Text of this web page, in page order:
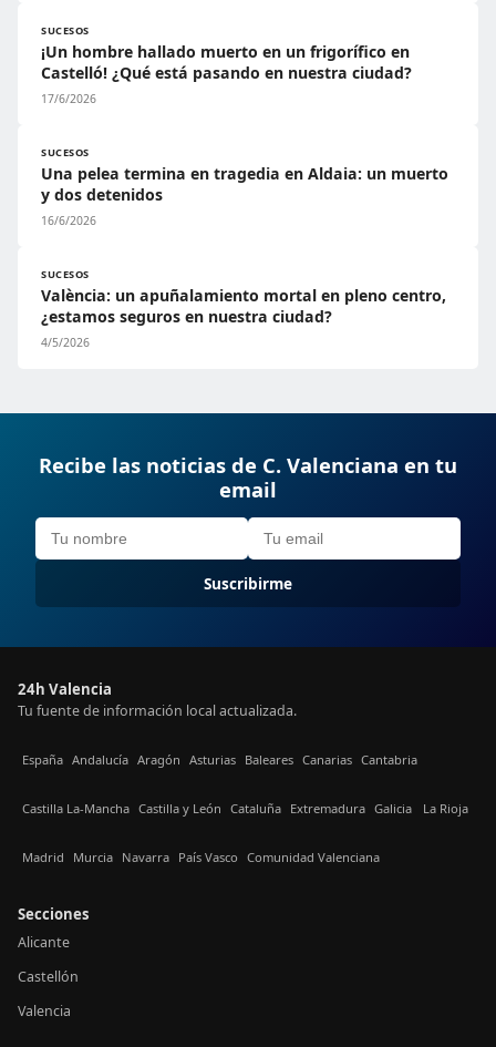
SUCESOS
¡Un hombre hallado muerto en un frigorífico en
Castelló! ¿Qué está pasando en nuestra ciudad?
17/6/2026
SUCESOS
Una pelea termina en tragedia en Aldaia: un muerto
y dos detenidos
16/6/2026
SUCESOS
València: un apuñalamiento mortal en pleno centro,
¿estamos seguros en nuestra ciudad?
4/5/2026
Recibe las noticias de C. Valenciana en tu
email
Suscribirme
24h Valencia
Tu fuente de información local actualizada.
España Andalucía Aragón Asturias Baleares Canarias Cantabria
Castilla La-Mancha Castilla y León Cataluña Extremadura Galicia La Rioja
Madrid Murcia Navarra País Vasco Comunidad Valenciana
Secciones
Alicante
Castellón
Valencia